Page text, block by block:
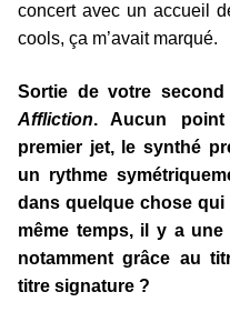
concert avec un accueil
cools, ça m’avait marqué.
Sortie de votre second
Affliction. Aucun
premier jet, le synthé
un rythme
dans quelque chose qui
même temps, il y a
notamment grâce au
titre signature ?